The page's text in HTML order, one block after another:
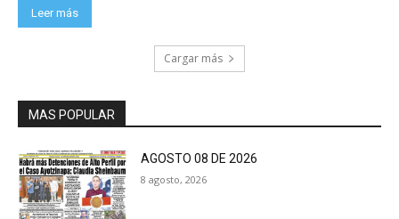
Leer más
Cargar más
MAS POPULAR
AGOSTO 08 DE 2026
8 agosto, 2026